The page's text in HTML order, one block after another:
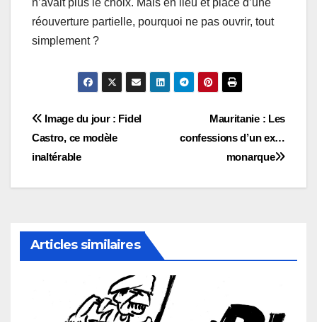
réouverture partielle, pourquoi ne pas ouvrir, tout
simplement ?
Navigation
de
l’article
Mauritanie : Les
confessions d’un ex…
monarque
Image du jour : Fidel
Castro, ce modèle
inaltérable
Articles similaires